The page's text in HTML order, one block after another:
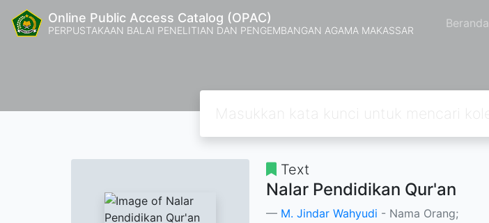
Online Public Access Catalog (OPAC)
PERPUSTAKAAN BALAI PENELITIAN DAN PENGEMBANGAN AGAMA MAKASSAR Beranda
Text
Nalar Pendidikan Qur'an
M. Jindar Wahyudi - Nama Orang;